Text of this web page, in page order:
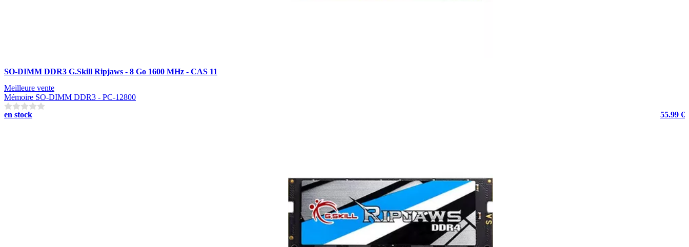
SO-DIMM DDR3 G.Skill Ripjaws - 8 Go 1600 MHz - CAS 11
Meilleure vente
Mémoire SO-DIMM DDR3 - PC-12800
en stock
55.99 €